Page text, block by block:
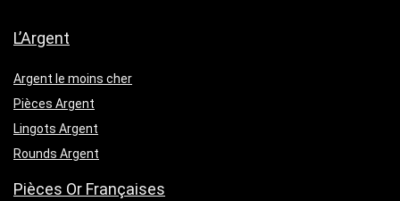
L’Argent
Argent le moins cher
Pièces Argent
Lingots Argent
Rounds Argent
Pièces Or Françaises